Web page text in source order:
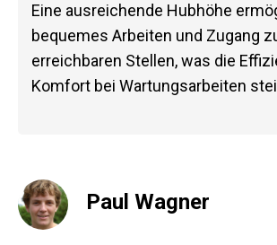
Eine ausreichende Hubhöhe
bequemes Arbeiten und Zugang
erreichbaren Stellen, was die
Komfort bei Wartungsarbeiten
Paul Wagner